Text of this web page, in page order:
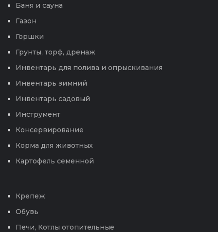
Баня и сауна
Газон
Горшки
Грунты, торф, дренаж
Инвентарь для полива и опрыскивания
Инвентарь зимний
Инвентарь садовый
Инструмент
Консервирование
Корма для животных
Картофель семенной
Крепеж
Обувь
Печи, Котлы отопительные